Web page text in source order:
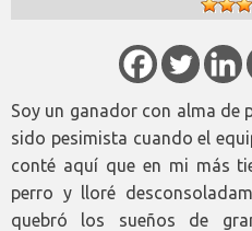
Soy un ganador con alma de
sido pesimista cuando el
conté aquí que en mi más
perro y lloré
quebró los sueños de